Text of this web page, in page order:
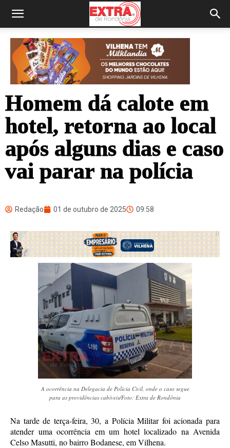
Homem dá calote em
hotel, retorna ao local
após alguns dias e caso
vai parar na polícia
Redação 01 de outubro de 2025 09:58
A ocorrência na Delegacia de Polícia Civil, onde o caso segue
para as providências cabíveis/Foto: Extra de Rondônia
Na tarde de terça-feira, 30, a Polícia Militar foi acionada para
atender uma ocorrência em um hotel localizado na Avenida
Celso Masutti, no bairro Bodanese, em Vilhena.